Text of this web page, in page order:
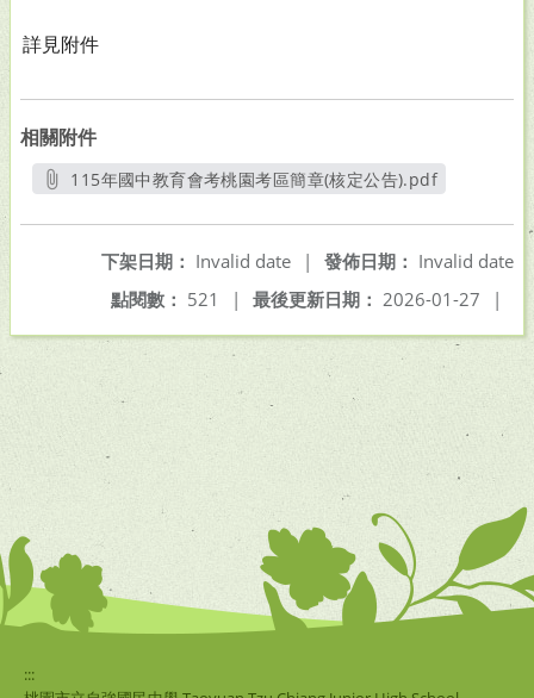
詳見附件
相關附件
115年國中教育會考桃園考區簡章(核定公告).pdf
發佈日期： Invalid date
下架日期： Invalid date
|
最後更新日期： 2026-01-27 |
點閱數： 521 |
:::